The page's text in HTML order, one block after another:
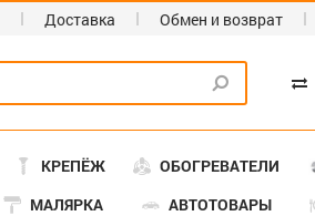
Доставка Обмен и возврат
КРЕПЁЖ ОБОГРЕВАТЕЛИ
МАЛЯРКА АВТОТОВАРЫ